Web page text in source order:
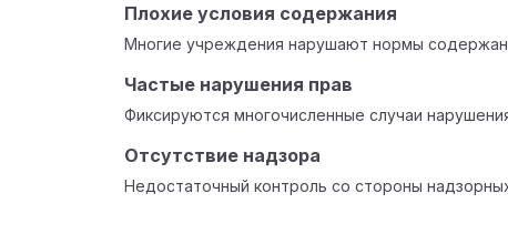
Плохие условия содержания
Многие учреждения нарушают нормы
Частые нарушения прав
Фиксируются многочисленные случаи
Отсутствие надзора
Недостаточный контроль со стороны